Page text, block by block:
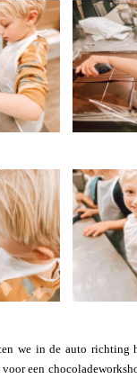
we in de auto richting
een